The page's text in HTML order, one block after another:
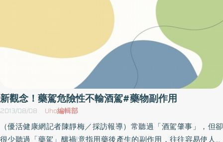
新觀念！藥駕危險性不輸酒駕#藥物副作用
2013/08/08 Uho編輯部
（優活健康網記者陳靜梅／採訪報導）常聽過「酒駕肇事」，但卻
很少聽過「藥駕」釀禍!意指用藥後產生的副作用，往往容易使人有